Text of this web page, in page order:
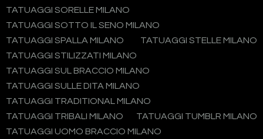
TATUAGGI SORELLE MILANO
TATUAGGI SOTTO IL SENO MILANO
TATUAGGI SPALLA MILANO
TATUAGGI STELLE MILANO
TATUAGGI STILIZZATI MILANO
TATUAGGI SUL BRACCIO MILANO
TATUAGGI SULLE DITA MILANO
TATUAGGI TRADITIONAL MILANO
TATUAGGI TRIBALI MILANO
TATUAGGI TUMBLR MILANO
TATUAGGI UOMO BRACCIO MILANO